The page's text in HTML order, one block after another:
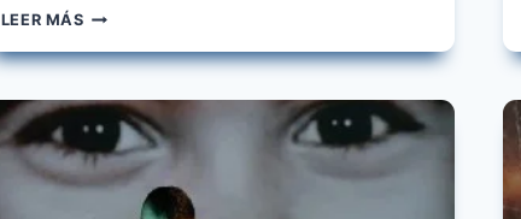
LEER MÁSEL
«EL
LAPIZ
CONCIENTE
–